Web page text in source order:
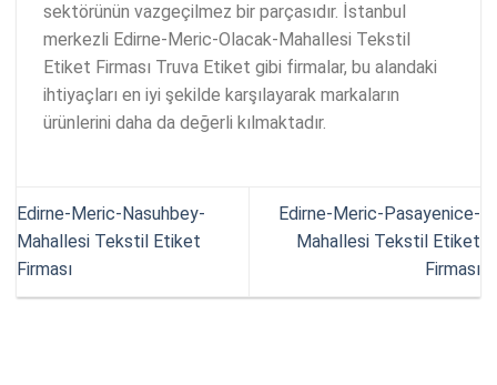
sektörünün vazgeçilmez bir parçasıdır. İstanbul
merkezli Edirne-Meric-Olacak-Mahallesi Tekstil
Etiket Firması Truva Etiket gibi firmalar, bu alandaki
ihtiyaçları en iyi şekilde karşılayarak markaların
ürünlerini daha da değerli kılmaktadır.
Edirne-Meric-Nasuhbey-
Mahallesi Tekstil Etiket
Firması
Edirne-Meric-Pasayenice-
Mahallesi Tekstil Etiket
Firması